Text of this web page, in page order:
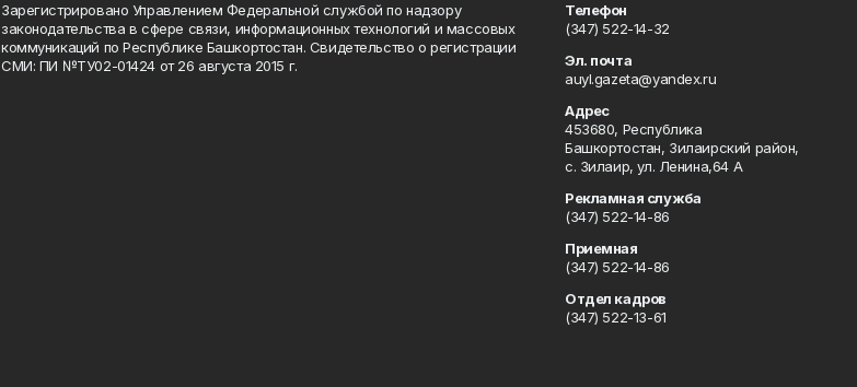
Зарегистрировано Управлением Федеральной службой по надзору
законодательства в сфере связи, информационных технологий и массовых
коммуникаций по Республике Башкортостан. Свидетельство о регистрации
СМИ: ПИ №ТУ02-01424 от 26 августа 2015 г.
Телефон
(347) 522-14-32
Эл. почта
auyl.gazeta@yandex.ru
Адрес
453680, Республика
Башкортостан, Зилаирский район,
с. Зилаир, ул. Ленина,64 А
Рекламная служба
(347) 522-14-86
Приемная
(347) 522-14-86
Отдел кадров
(347) 522-13-61